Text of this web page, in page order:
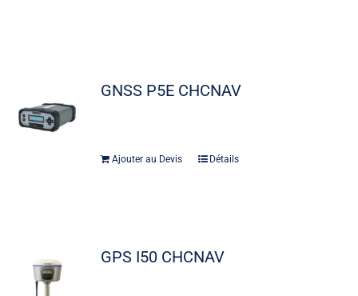
GNSS P5E CHCNAV
Ajouter au Devis Détails
GPS I50 CHCNAV